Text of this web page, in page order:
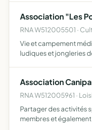
Association "Les
RNA W512005501 ·
Vie et campement
ludiques et jongleries
Association
RNA W512005961 ·
Partager des activités
membres et